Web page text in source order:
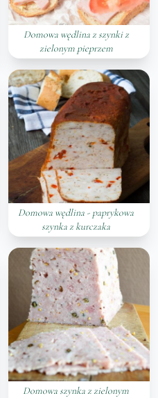
Domowa wędlina z szynki z
zielonym pieprzem
Domowa wędlina - paprykowa
szynka z kurczaka
Domowa szynka z zielonym